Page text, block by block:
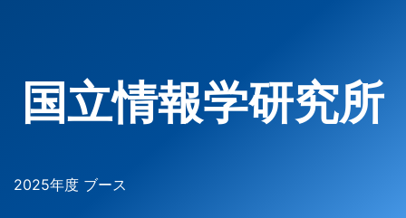
国立情報学研究所
2025年度 ブース